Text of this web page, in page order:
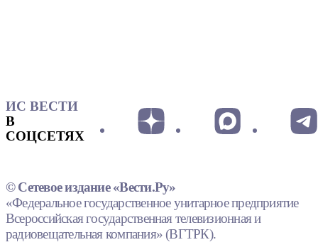
ИС ВЕСТИ
В
СОЦСЕТЯХ
© Сетевое издание «Вести.Ру»
«Федеральное государственное унитарное предприятие
Всероссийская государственная телевизионная и
радиовещательная компания» (ВГТРК).